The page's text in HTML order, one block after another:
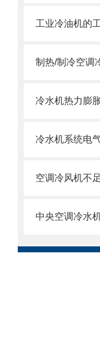
工业冷油机的
冷水机热力膨
冷水机系统电
空调冷风机不
中央空调冷水